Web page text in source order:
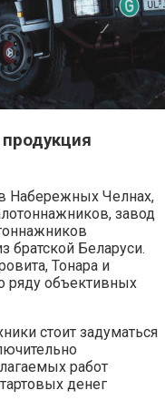
Набережных Челнах,
завод
братской Беларуси.
Тонара и
ряду объективных
стоит задуматься
работ
денег